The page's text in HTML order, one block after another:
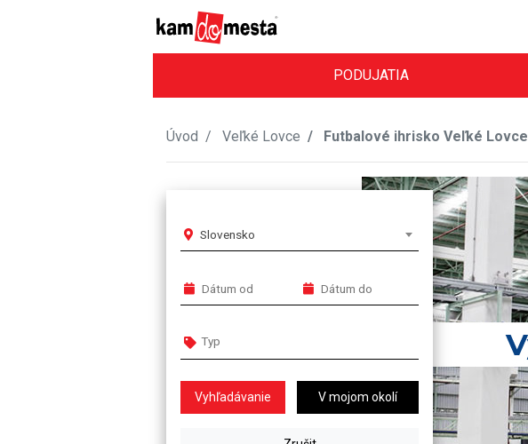
PODUJATIA
Úvod Veľké Lovce Futbalové ihrisko Veľké Lovce
Slovensko
V mojom okolí